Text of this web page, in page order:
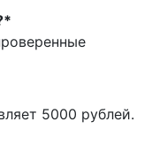
5000 рублей.